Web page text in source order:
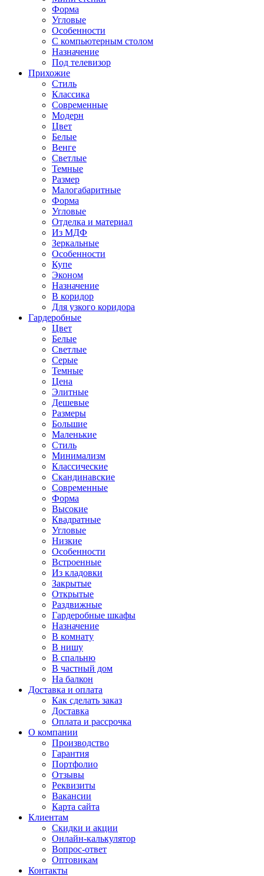
Форма
Угловые
Особенности
С компьютерным столом
Назначение
Под телевизор
Прихожие
Стиль
Классика
Современные
Модерн
Цвет
Белые
Венге
Светлые
Темные
Размер
Малогабаритные
Форма
Угловые
Отделка и материал
Из МДФ
Зеркальные
Особенности
Купе
Эконом
Назначение
В коридор
Для узкого коридора
Гардеробные
Цвет
Белые
Светлые
Серые
Темные
Цена
Элитные
Дешевые
Размеры
Большие
Маленькие
Стиль
Минимализм
Классические
Скандинавские
Современные
Форма
Высокие
Квадратные
Угловые
Низкие
Особенности
Встроенные
Из кладовки
Закрытые
Открытые
Раздвижные
Гардеробные шкафы
Назначение
В комнату
В нишу
В спальню
В частный дом
На балкон
Доставка и оплата
Как сделать заказ
Доставка
Оплата и рассрочка
О компании
Производство
Гарантия
Портфолио
Отзывы
Реквизиты
Вакансии
Карта сайта
Клиентам
Скидки и акции
Онлайн-калькулятор
Вопрос-ответ
Оптовикам
Контакты